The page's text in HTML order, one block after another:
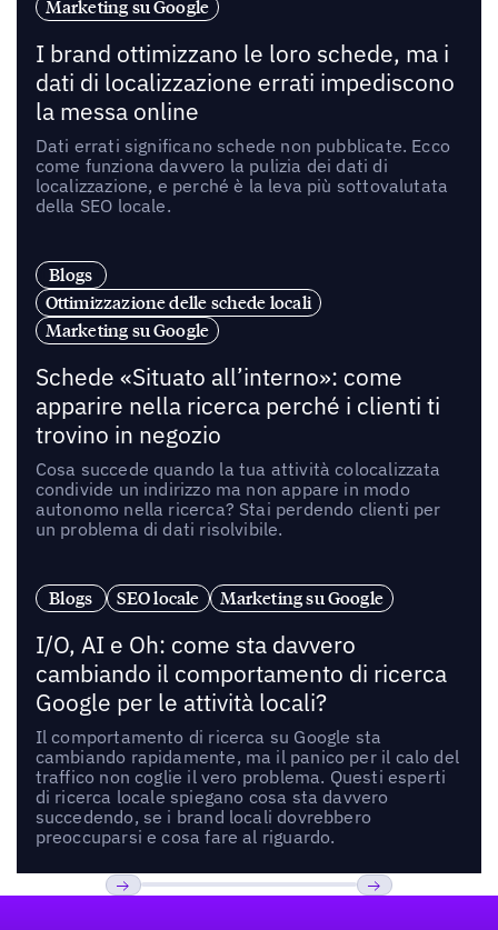
Marketing su Google
I brand ottimizzano le loro schede, ma i
dati di localizzazione errati impediscono
la messa online
Dati errati significano schede non pubblicate. Ecco
come funziona davvero la pulizia dei dati di
localizzazione, e perché è la leva più sottovalutata
della SEO locale.
Blogs
Ottimizzazione delle schede locali
Marketing su Google
Schede «Situato all’interno»: come
apparire nella ricerca perché i clienti ti
trovino in negozio
Cosa succede quando la tua attività colocalizzata
condivide un indirizzo ma non appare in modo
autonomo nella ricerca? Stai perdendo clienti per
un problema di dati risolvibile.
Blogs SEO locale Marketing su Google
I/O, AI e Oh: come sta davvero
cambiando il comportamento di ricerca
Google per le attività locali?
Il comportamento di ricerca su Google sta
cambiando rapidamente, ma il panico per il calo del
traffico non coglie il vero problema. Questi esperti
di ricerca locale spiegano cosa sta davvero
succedendo, se i brand locali dovrebbero
preoccuparsi e cosa fare al riguardo.